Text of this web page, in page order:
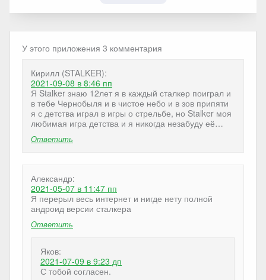
У этого приложения 3 комментария
Кирилл (STALKER):
2021-09-08 в 8:46 пп
Я Stalker знаю 12лет я в каждый сталкер поиграл и
в тебе Чернобыля и в чистое небо и в зов припяти
я с детства играл в игры о стрельбе, но Stalker моя
любимая игра детства и я никогда незабуду её…
Ответить
Александр:
2021-05-07 в 11:47 пп
Я перерыл весь интернет и нигде нету полной
андроид версии сталкера
Ответить
Яков:
2021-07-09 в 9:23 дп
С тобой согласен.